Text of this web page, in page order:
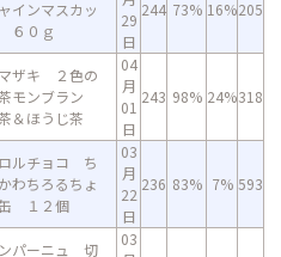
インマスカッ
６０ｇ
29
日
244 73% 16%205
ザキ ２色の
モンブラン
＆ほうじ茶
04
月
01
日
243 98% 24%318
ルチョコ ち
わちろるちょ
１２個
03
月
22
日
236 83% 7% 593
パーニュ 切
03